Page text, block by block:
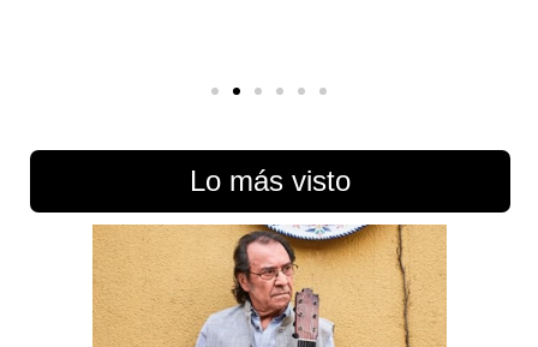
Lo más visto